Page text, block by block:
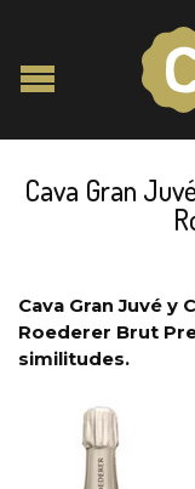
Cava Gran
Cava Gran Juvé y
Roederer Brut
similitudes.